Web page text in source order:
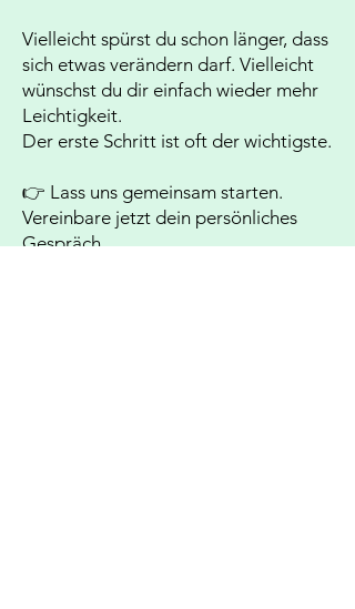
Vielleicht spürst du schon länger, dass
sich etwas verändern darf. Vielleicht
wünschst du dir einfach wieder mehr
Leichtigkeit.
Der erste Schritt ist oft der wichtigste.
👉 Lass uns gemeinsam starten.
Vereinbare jetzt dein persönliches
Gespräch.